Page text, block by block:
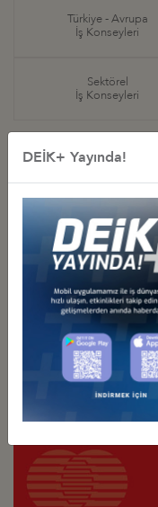
Türkiye - Avrupa
İş Konseyleri
Sektörel
İş Konseyleri
DEİK+ Yayında!